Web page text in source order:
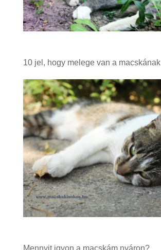
10 jel, hogy melege van a macskának